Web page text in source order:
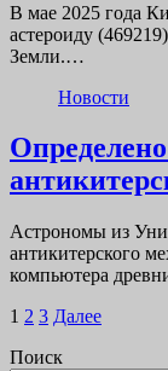
В мае 2025 года
астероиду
Земли.…
Новости
Астрономы из
антикитерского
компьютера
Пагинация
записей
1 2 3 Далее
Поиск